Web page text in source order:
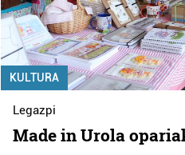
KULTURA
Legazpi
Made in Urola